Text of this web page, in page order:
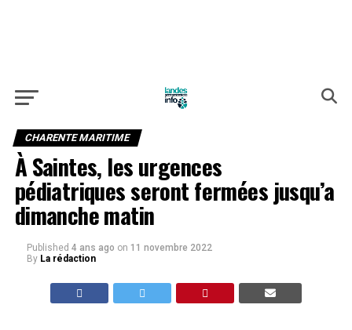
CHARENTE MARITIME
À Saintes, les urgences
pédiatriques seront fermées jusqu’a
dimanche matin
Published 4 ans ago on 11 novembre 2022
By La rédaction